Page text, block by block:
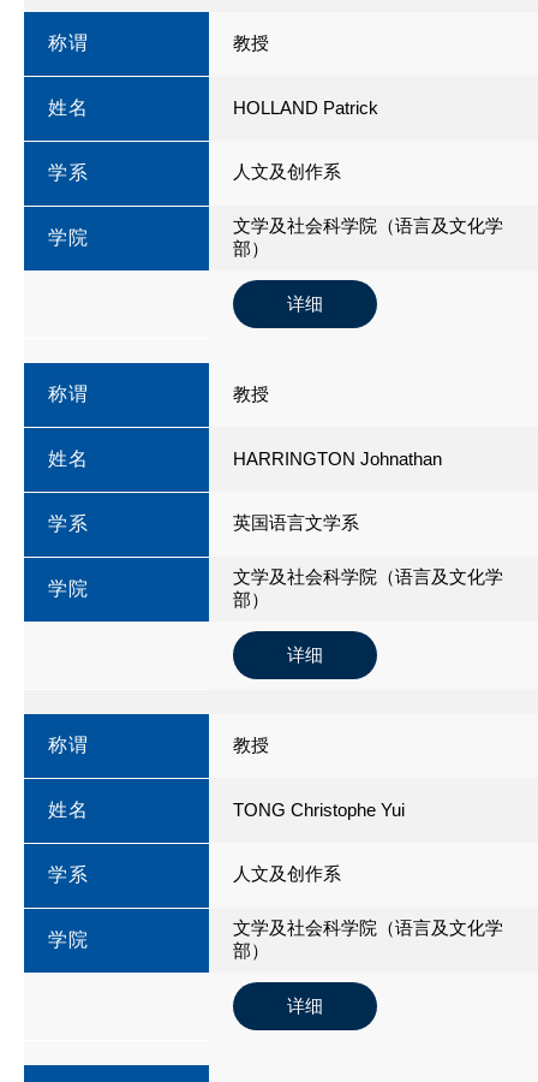
称谓 教授
姓名 HOLLAND Patrick
学系 人文及创作系
学院
文学及社会科学院（语言及文化学
部）
详细
称谓 教授
姓名 HARRINGTON Johnathan
学系 英国语言文学系
学院
文学及社会科学院（语言及文化学
部）
详细
称谓 教授
姓名 TONG Christophe Yui
学系 人文及创作系
学院
文学及社会科学院（语言及文化学
部）
详细